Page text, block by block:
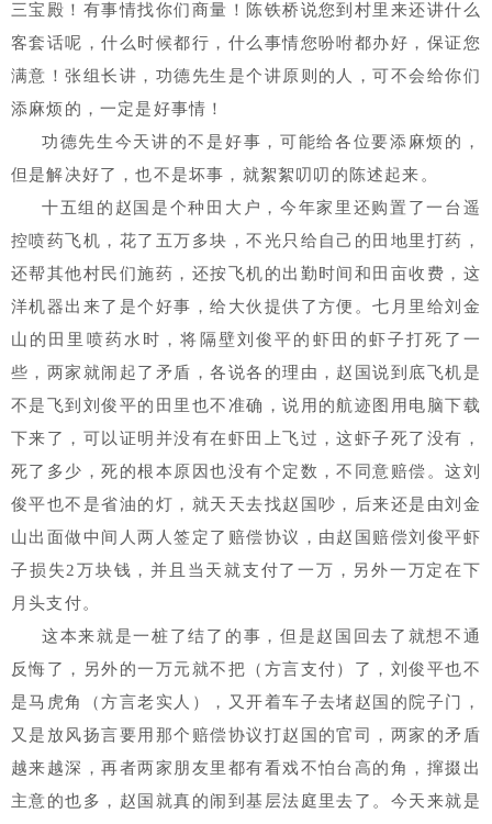
三宝殿！有事情找你们商量！陈铁桥说您到村里来还讲什么
客套话呢，什么时候都行，什么事情您吩咐都办好，保证您
满意！张组长讲，功德先生是个讲原则的人，可不会给你们
添麻烦的，一定是好事情！
功德先生今天讲的不是好事，可能给各位要添麻烦的，
但是解决好了，也不是坏事，就絮絮叨叨的陈述起来。
十五组的赵国是个种田大户，今年家里还购置了一台遥
控喷药飞机，花了五万多块，不光只给自己的田地里打药，
还帮其他村民们施药，还按飞机的出勤时间和田亩收费，这
洋机器出来了是个好事，给大伙提供了方便。七月里给刘金
山的田里喷药水时，将隔壁刘俊平的虾田的虾子打死了一
些，两家就闹起了矛盾，各说各的理由，赵国说到底飞机是
不是飞到刘俊平的田里也不准确，说用的航迹图用电脑下载
下来了，可以证明并没有在虾田上飞过，这虾子死了没有，
死了多少，死的根本原因也没有个定数，不同意赔偿。这刘
俊平也不是省油的灯，就天天去找赵国吵，后来还是由刘金
山出面做中间人两人签定了赔偿协议，由赵国赔偿刘俊平虾
子损失2万块钱，并且当天就支付了一万，另外一万定在下
月头支付。
这本来就是一桩了结了的事，但是赵国回去了就想不通
反悔了，另外的一万元就不把（方言支付）了，刘俊平也不
是马虎角（方言老实人），又开着车子去堵赵国的院子门，
又是放风扬言要用那个赔偿协议打赵国的官司，两家的矛盾
越来越深，再者两家朋友里都有看戏不怕台高的角，撺掇出
主意的也多，赵国就真的闹到基层法庭里去了。今天来就是